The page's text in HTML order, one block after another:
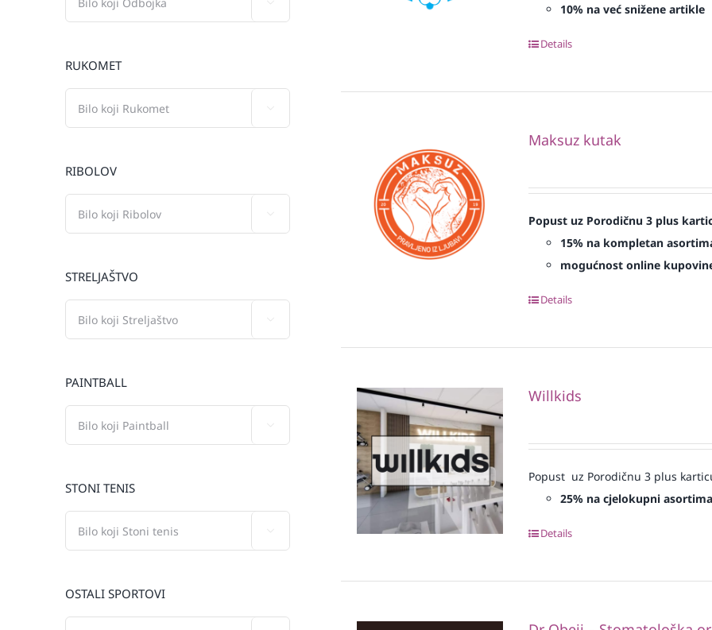
10% na već snižene artikle
Details
Maksuz kutak
Popust uz Porodičnu 3 plus
15% na kompletan
mogućnost online
Details
Willkids
Popust uz Porodičnu 3 plus
25% na cjelokupni
Details
RUKOMET
RIBOLOV
STRELJAŠTVO
PAINTBALL
STONI TENIS
OSTALI SPORTOVI